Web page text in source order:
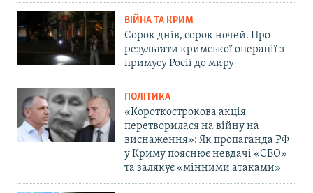
ВІЙНА ТА КРИМ
Сорок днів, сорок ночей. Про
результати кримської операції з
примусу Росії до миру
ПОЛІТИКА
«Короткострокова акція
перетворилася на війну на
виснаження»: Як пропаганда РФ
у Криму пояснює невдачі «СВО»
та залякує «мінними атаками»